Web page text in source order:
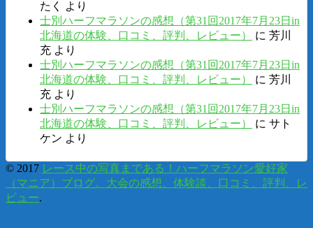
たく
より
士別ハーフマラソンの感想（第31回2017年7月23日in
北海道の体験、口コミ、評判、レビュー）
に 芳川
充 より
士別ハーフマラソンの感想（第31回2017年7月23日in
北海道の体験、口コミ、評判、レビュー）
に 芳川
充 より
士別ハーフマラソンの感想（第31回2017年7月23日in
北海道の体験、口コミ、評判、レビュー）
に サト
ケン より
© 2017 レース中の写真まである！ハーフマラソン愛好家
（マニア）ブログ。大会の感想、体験談、口コミ、評判、レ
ビュー.